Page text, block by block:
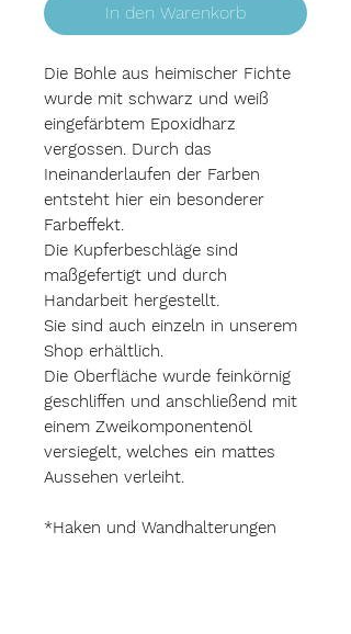
In den Warenkorb
Die Bohle aus heimischer Fichte
wurde mit schwarz und weiß
eingefärbtem Epoxidharz
vergossen. Durch das
Ineinanderlaufen der Farben
entsteht hier ein besonderer
Farbeffekt.
Die Kupferbeschläge sind
maßgefertigt und durch
Handarbeit hergestellt.
Sie sind auch einzeln in unserem
Shop erhältlich.
Die Oberfläche wurde feinkörnig
geschliffen und anschließend mit
einem Zweikomponentenöl
versiegelt, welches ein mattes
Aussehen verleiht.
*Haken und Wandhalterungen